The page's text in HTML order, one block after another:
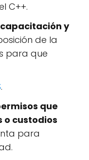
C++.
y
de la
para que
.
que
o custodios
para